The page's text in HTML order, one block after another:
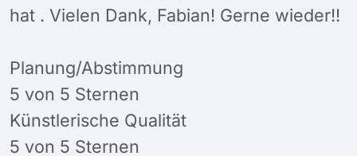
hat . Vielen Dank, Fabian! Gerne wieder!!
Planung/Abstimmung
5 von 5 Sternen
Künstlerische Qualität
5 von 5 Sternen